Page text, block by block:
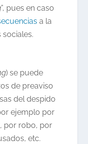
”, pues en caso
a la
) se puede
de preaviso
del despido
ejemplo por
por robo, por
etc.